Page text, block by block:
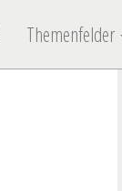
Themenfelder